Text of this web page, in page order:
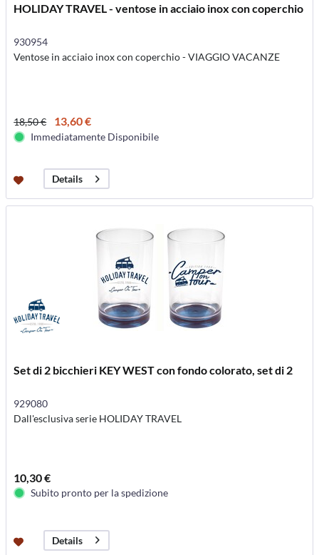
HOLIDAY TRAVEL - ventose in acciaio inox con coperchio
930954
Ventose in acciaio inox con coperchio - VIAGGIO VACANZE
18,50 € 13,60 €
Immediatamente Disponibile
Details
Set di 2 bicchieri KEY WEST con fondo colorato, set di 2
929080
Dall'esclusiva serie HOLIDAY TRAVEL
10,30 €
Subito pronto per la spedizione
Details